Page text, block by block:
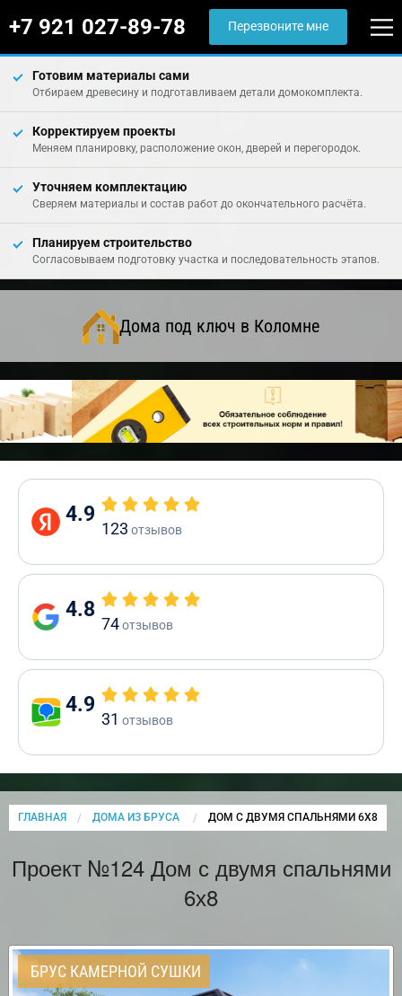
+7 921 027-89-78 Перезвоните мне
Готовим материалы сами
Отбираем древесину и подготавливаем детали домокомплекта.
Корректируем проекты
Меняем планировку, расположение окон, дверей и перегородок.
Уточняем комплектацию
Сверяем материалы и состав работ до окончательного расчёта.
Планируем строительство
Согласовываем подготовку участка и последовательность этапов.
Дома под ключ в Коломне
4.9
123 отзывов
4.8
74отзывов
4.9
31 отзывов
ГЛАВНАЯ ДОМА ИЗ БРУСА CURRENT:
ДОМ С ДВУМЯ СПАЛЬНЯМИ 6Х8
Проект №124 Дом с двумя спальнями
6х8
БРУС КАМЕРНОЙ СУШКИ